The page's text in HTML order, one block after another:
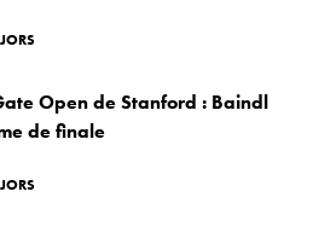
Open de Stanford : Baindl
de finale